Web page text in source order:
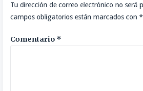
Tu dirección de correo electrónico no será
campos obligatorios están marcados con *
Comentario *